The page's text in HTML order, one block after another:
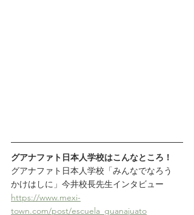
グアナファト日本人学校はこんなところ！
グアナファト日本人学校「みんなでなろう
かけはしに」今井校長先生インタビュー
https://www.mexi-
town.com/post/escuela_guanajuato